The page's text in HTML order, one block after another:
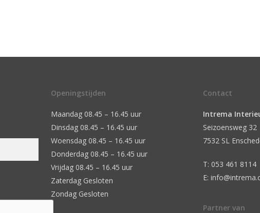
Openingstijden
Maandag 08.45 – 16.45 uur
Dinsdag 08.45 – 16.45 uur
Woensdag 08.45 – 16.45 uur
Donderdag 08.45 – 16.45 uur
Vrijdag 08.45 – 16.45 uur
Zaterdag Gesloten
Zondag Gesloten
Contact
Intrema
Seizoensweg 32
7532 SL
T: 053 461 8114
E:
Partner van